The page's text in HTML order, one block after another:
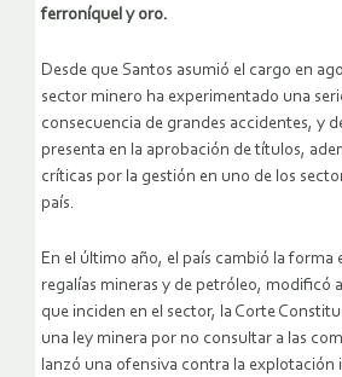
ferroníquel y oro.
Desde que Santos asumió el cargo en
sector minero ha experimentado una
consecuencia de grandes accidentes, y
presenta en la aprobación de títulos,
críticas por la gestión en uno de los
país.
En el último año, el país cambió la forma
regalías mineras y de petróleo, modificó
que inciden en el sector, la Corte
una ley minera por no consultar a las
lanzó una ofensiva contra la explotación